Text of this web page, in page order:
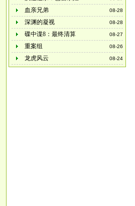
08-28
血亲兄弟
08-28
深渊的凝视
08-27
碟中谍8：最终清算
08-26
重案组
08-24
龙虎风云